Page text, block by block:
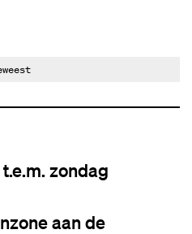
zondag
aan de